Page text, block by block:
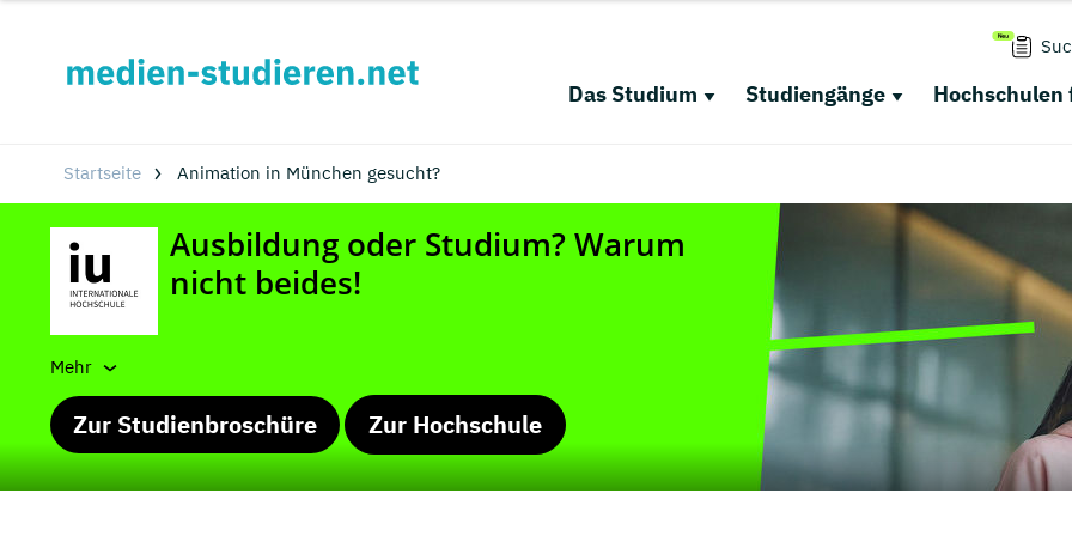
Das Studium Studiengänge Hochschulen
Startseite Animation in München gesucht?
Mehr
Zur Studienbroschüre Zur Hochschule